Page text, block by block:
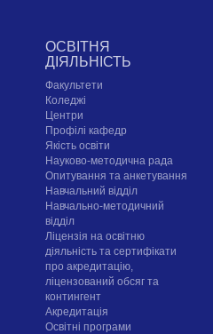
ОСВІТНЯ
ДІЯЛЬНІСТЬ
Факультети
Коледжі
Центри
Профілі кафедр
Якість освіти
Науково-методична рада
Опитування та анкетування
Навчальний відділ
Навчально-методичний
відділ
Ліцензія на освітню
діяльність та сертифікати
про акредитацію,
ліцензований обсяг та
контингент
Акредитація
Освітні програми